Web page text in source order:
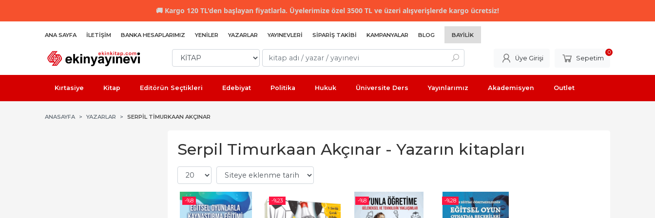
🚚 Kargo 120 TL'den başlayan fiyatlarla. Üyelerimize özel 3500 TL ve üzeri alışverişlerde kargo ücretsiz!
ANA SAYFA İLETIŞIM BANKA HESAPLARIMIZ YENILER YAZARLAR YAYINEVLERI SIPARIŞ TAKIBI KAMPANYALAR BLOG BAYILIK
Üye Girişi Sepetim
0
Kırtasiye Kitap Editörün Seçtikleri Edebiyat Politika Hukuk Üniversite Ders Yayınlarımız Akademisyen Outlet
ANASAYFA YAZARLAR SERPIL TIMURKAAN AKÇINAR
Serpil Timurkaan Akçınar - Yazarın kitapları
-%8 -%23 -%8 -%28